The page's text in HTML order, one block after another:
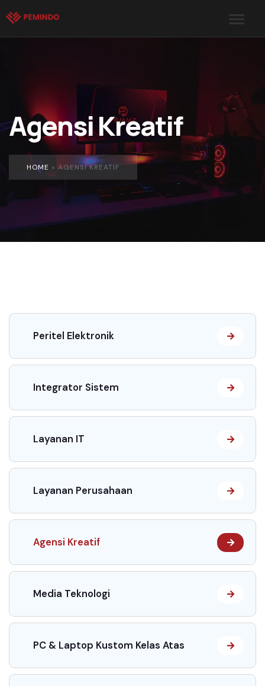
Agensi Kreatif
HOME »AGENSI KREATIF
Peritel Elektronik
Integrator Sistem
Layanan IT
Layanan Perusahaan
Agensi Kreatif
Media Teknologi
PC & Laptop Kustom Kelas Atas